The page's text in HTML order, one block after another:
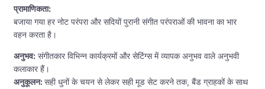
प्रामाणिकता:
बजाया गया हर नोट परंपरा और सदियों पुरानी संगीत परंपराओं की भावना का भार
वहन करता है।
अनुभव: संगीतकार विभिन्न कार्यक्रमों और सेटिंग्स में व्यापक अनुभव वाले अनुभवी
कलाकार हैं।
अनुकूलन:सही धुनों के चयन से लेकर सही मूड सेट करने तक, बैंड ग्राहकों के साथ